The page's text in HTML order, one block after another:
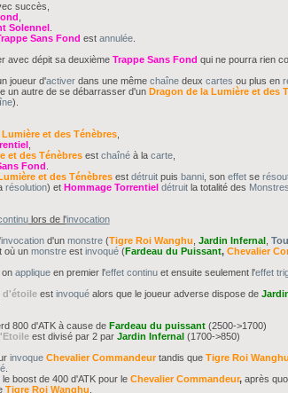
succès,
Solennel
Sans Fond est annulée.
avec dépit sa deuxième Trappe Sans Fond qui ne pourra rien
joueur d'activerdans une même chaînedeux cartes ou plus en
un autre de se débarrasser d'un Dragon de la Lumière et des
).
Lumière et des Ténèbres,
et des Ténèbresest chaînéà la carte,
Fond
et des Ténèbresest détruitpuis banni, son effetse
résolution) et Hommage Torrentiel détruitla totalité des Monstres
lors de l'invocation
invocationd'un monstre(Tigre Roi Wanghu Jardin Infernal
où un monstreest invoqué(Fardeau du Puissant, Chevalier
on appliqueen premier l'effet continuet ensuite seulement l'effet
d'étoileest invoquéalors que le joueur adverse dispose de
800 d'ATK à cause de Fardeau du puissant(2500->1700)
est divisé par 2 par Jardin Infernal (1700->850)
invoque Chevalier Commandeurtandis que Tigre Roi Wanghu
.
le boost de 400 d'ATK pour le Chevalier Commandeur,après
Tigre Roi Wanghu